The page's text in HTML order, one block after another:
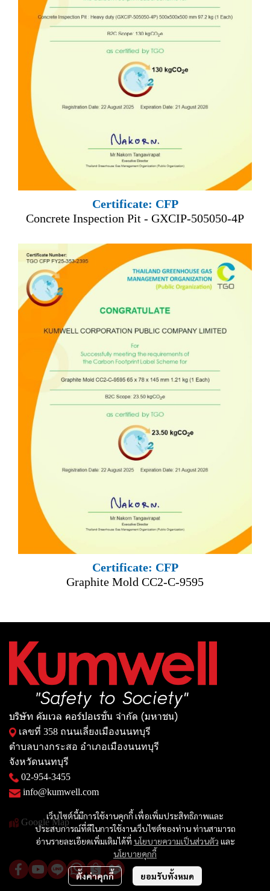
Certificate: CFP
Concrete Inspection Pit - GXCIP-505050-4P
Certificate: CFP
Graphite Mold CC2-C-9595
เว็บไซต์นี้มีการใช้งานคุกกี้ เพื่อเพิ่มประสิทธิภาพและ
ประสบการณ์ที่ดีในการใช้งานเว็บไซต์ของท่าน ท่านสามารถ
อ่านรายละเอียดเพิ่มเติมได้ที่ นโยบายความเป็นส่วนตัว และ
นโยบายคุกกี้
ตั้งค่าคุกกี้ ยอมรับทั้งหมด
บริษัท คัมเวล คอร์ปอเรชั่น จำกัด (มหาชน)
เลขที่ 358 ถนนเลี่ยงเมืองนนทบุรี
ตำบลบางกระสอ อำเภอเมืองนนทบุรี
จังหวัดนนทบุรี
02-954-3455
info@kumwell.com
Google Map